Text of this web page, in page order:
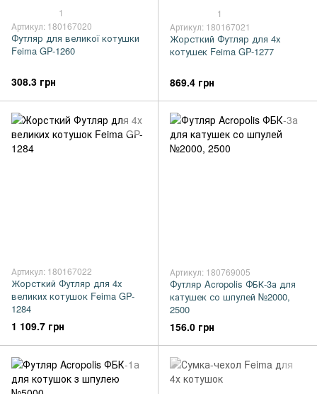
1
Артикул: 180167020
Футляр для великої котушки
Feima GP-1260
308.3 грн
1
Артикул: 180167021
Жорсткий Футляр для 4х
котушек Feima GP-1277
869.4 грн
Артикул: 180167022
Жорсткий Футляр для 4х
великих котушок Feima GP-
1284
1 109.7 грн
Артикул: 180769005
Футляр Acropolis ФБК-3а для
катушек со шпулей №2000,
2500
156.0 грн